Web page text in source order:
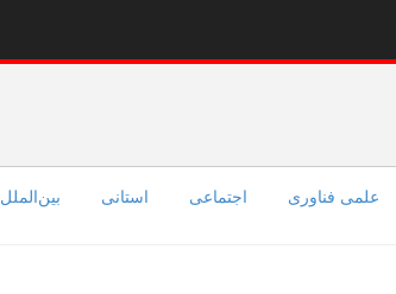
علمی فناوری اجتماعی استانی بین‌الملل